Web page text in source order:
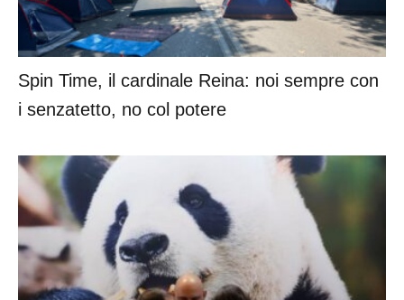
Spin Time, il cardinale Reina: noi sempre con
i senzatetto, no col potere